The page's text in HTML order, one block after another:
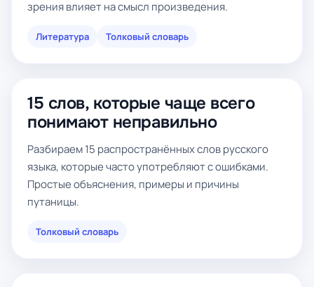
зрения влияет на смысл произведения.
Литература Толковый словарь
15 слов, которые чаще всего
понимают неправильно
Разбираем 15 распространённых слов русского
языка, которые часто употребляют с ошибками.
Простые объяснения, примеры и причины
путаницы.
Толковый словарь